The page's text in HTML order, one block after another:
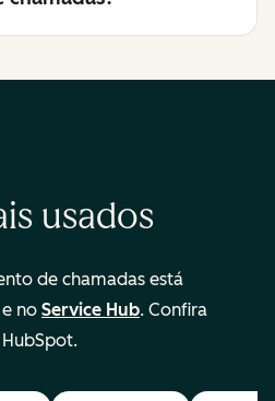
usados
de chamadas está
e no Service Hub. Confira